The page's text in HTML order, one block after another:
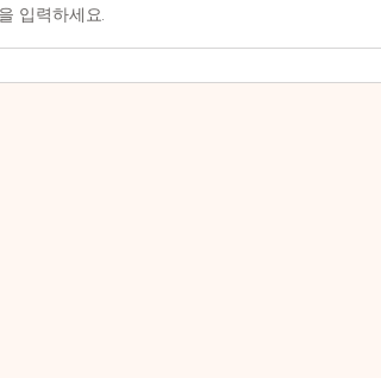
입력하세요.